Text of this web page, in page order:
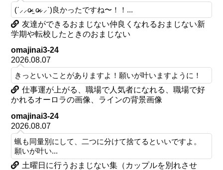
(ˊ⸝⸝o̴̶̷ ̫ o̴̶̷⸝⸝ˋ)良かったですね〜！！...
友達ができるおまじない仲良くなれるおまじない新
学期や転校したときのおまじない
omajinai3-24
2026.08.07
きっといいことがありますよ！願いが叶いますように！
仕事運が上がる、職場で人気者になれる、職場で好
かれるオーロラの画像、ラインの背景画像
omajinai3-24
2026.08.07
蝋も同量別にして、二つに分けて捨てるといいですよ。
願いが叶い...
土曜日に行うおまじない集（カップルを別れさせ